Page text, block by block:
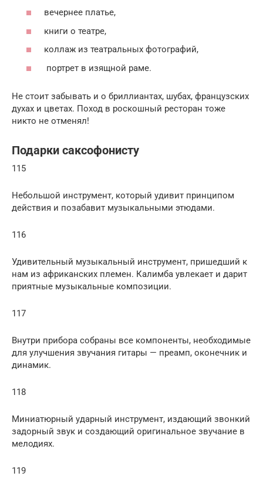
вечернее платье,
книги о театре,
коллаж из театральных фотографий,
портрет в изящной раме.
Не стоит забывать и о бриллиантах, шубах, французских
духах и цветах. Поход в роскошный ресторан тоже
никто не отменял!
Подарки саксофонисту
115
Небольшой инструмент, который удивит принципом
действия и позабавит музыкальными этюдами.
116
Удивительный музыкальный инструмент, пришедший к
нам из африканских племен. Калимба увлекает и дарит
приятные музыкальные композиции.
117
Внутри прибора собраны все компоненты, необходимые
для улучшения звучания гитары — преамп, оконечник и
динамик.
118
Миниатюрный ударный инструмент, издающий звонкий
задорный звук и создающий оригинальное звучание в
мелодиях.
119